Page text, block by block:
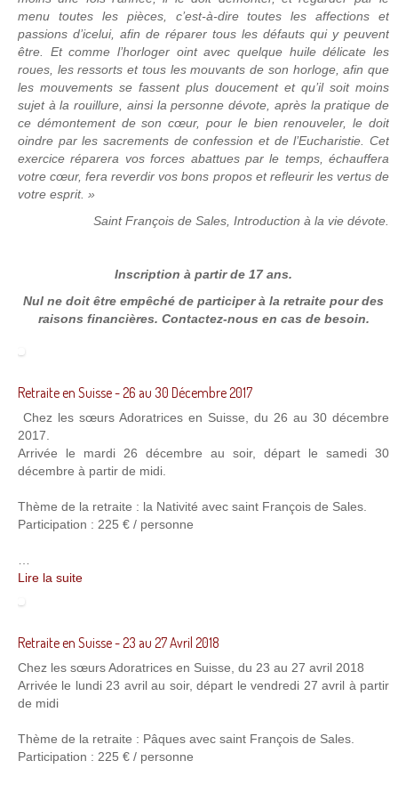
menu toutes les pièces, c’est-à-dire toutes les affections et
passions d’icelui, afin de réparer tous les défauts qui y peuvent
être. Et comme l’horloger oint avec quelque huile délicate les
roues, les ressorts et tous les mouvants de son horloge, afin que
les mouvements se fassent plus doucement et qu’il soit moins
sujet à la rouillure, ainsi la personne dévote, après la pratique de
ce démontement de son cœur, pour le bien renouveler, le doit
oindre par les sacrements de confession et de l’Eucharistie. Cet
exercice réparera vos forces abattues par le temps, échauffera
votre cœur, fera reverdir vos bons propos et refleurir les vertus de
votre esprit. »
Saint François de Sales, Introduction à la vie dévote.
Inscription à partir de 17 ans.
Nul ne doit être empêché de participer à la retraite pour des
raisons financières. Contactez-nous en cas de besoin.
Retraite en Suisse - 26 au 30 Décembre 2017
Chez les sœurs Adoratrices en Suisse, du 26 au 30 décembre
2017.
Arrivée le mardi 26 décembre au soir, départ le samedi 30
décembre à partir de midi.
Thème de la retraite : la Nativité avec saint François de Sales.
Participation : 225 € / personne
…
Lire la suite
Retraite en Suisse - 23 au 27 Avril 2018
Chez les sœurs Adoratrices en Suisse, du 23 au 27 avril 2018
Arrivée le lundi 23 avril au soir, départ le vendredi 27 avril à partir
de midi
Thème de la retraite : Pâques avec saint François de Sales.
Participation : 225 € / personne